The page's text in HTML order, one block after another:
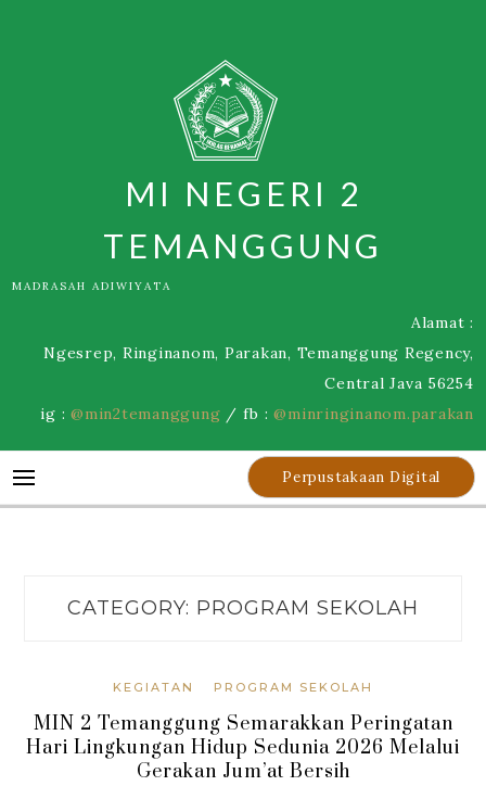
MI NEGERI 2
TEMANGGUNG
MADRASAH ADIWIYATA
Alamat :
Ngesrep, Ringinanom, Parakan, Temanggung Regency,
Central Java 56254
ig :@min2temanggung / fb :@minringinanom.parakan
Perpustakaan Digital
CATEGORY: PROGRAM SEKOLAH
KEGIATAN PROGRAM SEKOLAH
MIN 2 Temanggung Semarakkan Peringatan
Hari Lingkungan Hidup Sedunia 2026 Melalui
Gerakan Jum’at Bersih